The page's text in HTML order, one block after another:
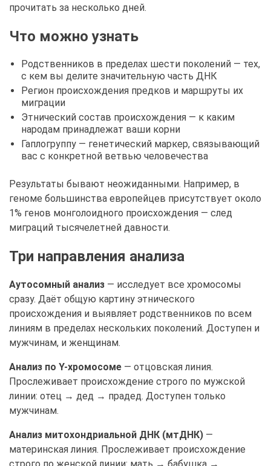
прочитать за несколько дней.
Что можно узнать
Родственников в пределах шести поколений — тех,
с кем вы делите значительную часть ДНК
Регион происхождения предков и маршруты их
миграции
Этнический состав происхождения — к каким
народам принадлежат ваши корни
Гаплогруппу — генетический маркер, связывающий
вас с конкретной ветвью человечества
Результаты бывают неожиданными. Например, в
геноме большинства европейцев присутствует около
1% генов монголоидного происхождения — след
миграций тысячелетней давности.
Три направления анализа
Аутосомный анализ — исследует все хромосомы
сразу. Даёт общую картину этнического
происхождения и выявляет родственников по всем
линиям в пределах нескольких поколений. Доступен и
мужчинам, и женщинам.
Анализ по Y-хромосоме — отцовская линия.
Прослеживает происхождение строго по мужской
линии: отец → дед → прадед. Доступен только
мужчинам.
Анализ митохондриальной ДНК (мтДНК) —
материнская линия. Прослеживает происхождение